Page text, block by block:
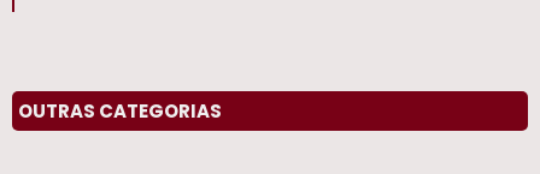
CALIBRACAO DE BALANCAS INMETRO
OUTRAS CATEGORIAS